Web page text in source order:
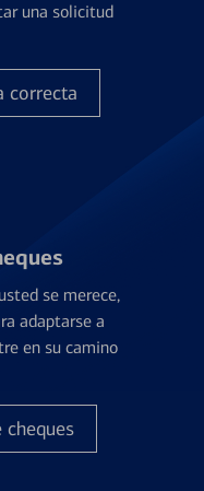
una solicitud
correcta
se merece,
adaptarse a
en su camino
cheques